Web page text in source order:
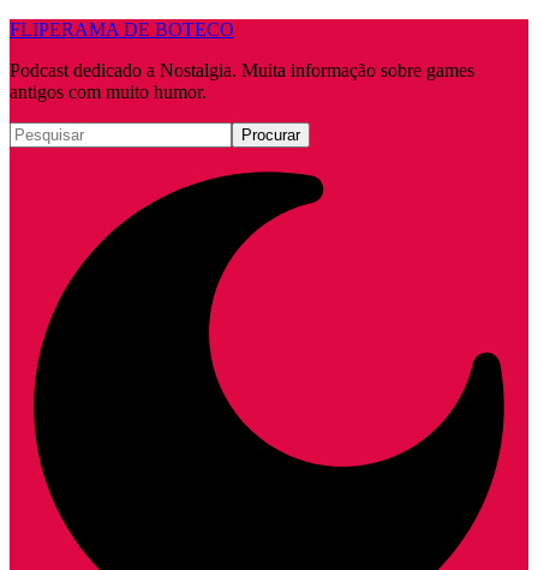
FLIPERAMA DE BOTECO
Podcast dedicado a Nostalgia. Muita informação sobre games
antigos com muito humor.